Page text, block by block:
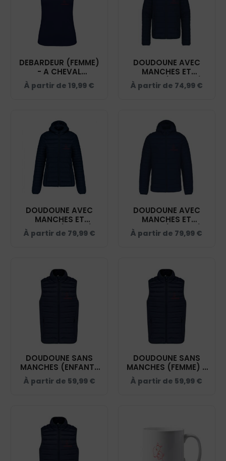
DEBARDEUR (FEMME)
- A CHEVAL
AUTREMENT - NAVY -
K3024IC
À partir de 19,99 €
DOUDOUNE AVEC
MANCHES ET
CAPUCHE (ENFANT) -
A CHEVAL
À partir de 74,99 €
DOUDOUNE AVEC
MANCHES ET
CAPUCHE (FEMME) -
A CHEVAL
À partir de 79,99 €
DOUDOUNE AVEC
MANCHES ET
CAPUCHE (HOMME) -
A CHEVAL
À partir de 79,99 €
DOUDOUNE SANS
MANCHES (ENFANT)
- A CHEVAL
AUTREMENT - NAVY -
À partir de 59,99 €
DOUDOUNE SANS
MANCHES (FEMME) -
A CHEVAL
AUTREMENT - NAVY -
À partir de 59,99 €